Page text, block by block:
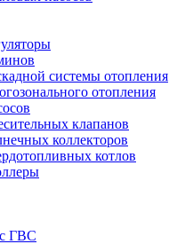
системы отопления
отопления
клапанов
коллекторов
котлов
ГВС